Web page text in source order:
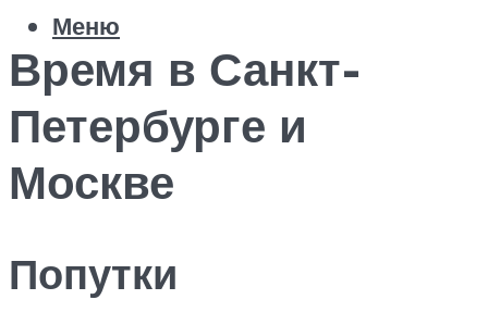
Меню
Время в Санкт-
Петербурге и
Москве
Попутки